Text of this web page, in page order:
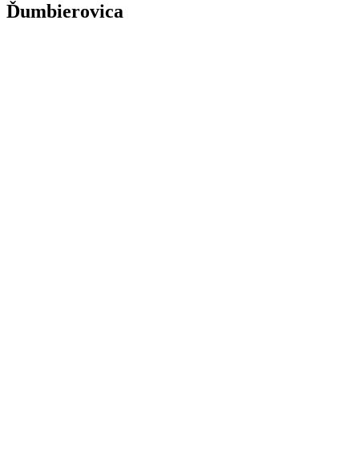
Ďumbierovica